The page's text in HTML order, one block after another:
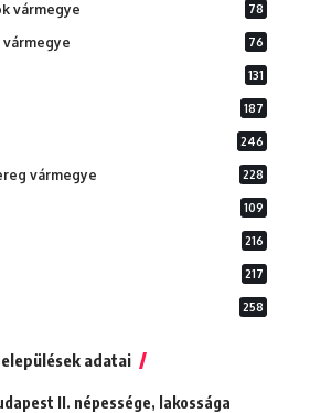
vármegye 78
vármegye 76
131
187
246
vármegye 228
109
216
217
258
adatai
II. népessége, lakossága